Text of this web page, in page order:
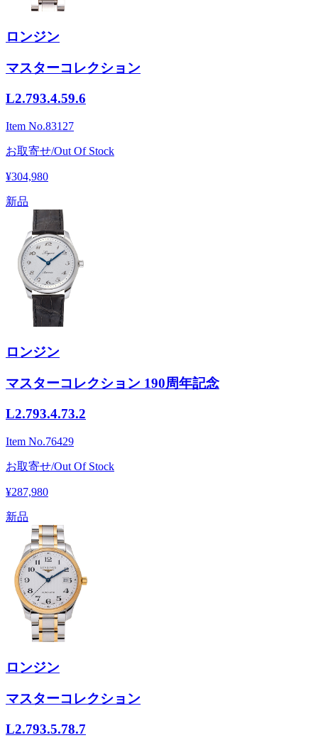
ロンジン
マスターコレクション
L2.793.4.59.6
Item No.83127
お取寄せ/Out Of Stock
¥304,980
新品
ロンジン
マスターコレクション 190周年記念
L2.793.4.73.2
Item No.76429
お取寄せ/Out Of Stock
¥287,980
新品
ロンジン
マスターコレクション
L2.793.5.78.7